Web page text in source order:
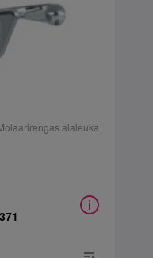
alaleuka